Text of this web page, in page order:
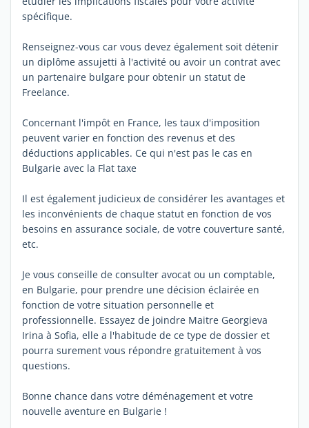
spécifique.
Renseignez-vous car vous devez également soit détenir
un diplôme assujetti à l'activité ou avoir un contrat avec
un partenaire bulgare pour obtenir un statut de
Freelance.
Concernant l'impôt en France, les taux d'imposition
peuvent varier en fonction des revenus et des
déductions applicables. Ce qui n'est pas le cas en
Bulgarie avec la Flat taxe
Il est également judicieux de considérer les avantages et
les inconvénients de chaque statut en fonction de vos
besoins en assurance sociale, de votre couverture santé,
etc.
Je vous conseille de consulter avocat ou un comptable,
en Bulgarie, pour prendre une décision éclairée en
fonction de votre situation personnelle et
professionnelle. Essayez de joindre Maitre Georgieva
Irina à Sofia, elle a l'habitude de ce type de dossier et
pourra surement vous répondre gratuitement à vos
questions.
Bonne chance dans votre déménagement et votre
nouvelle aventure en Bulgarie !